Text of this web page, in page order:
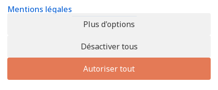
Rechtliche Hinweise
Erklärung zur Barrierefreiheit
© 2026 - Info-Zenter Demenz - All Rights Reserved. Site de
Communication
Mentions légales
Plus d'options
Désactiver tous
Autoriser tout